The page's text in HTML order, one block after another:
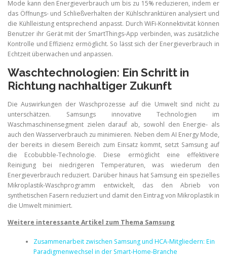
Mode kann den Energieverbrauch um bis zu 15% reduzieren, indem er
das Öffnungs- und Schließverhalten der Kühlschranktüren analysiert und
die Kühlleistung entsprechend anpasst. Durch WiFi-Konnektivität können
Benutzer ihr Gerät mit der SmartThings-App verbinden, was zusätzliche
Kontrolle und Effizienz ermöglicht. So lässt sich der Energieverbrauch in
Echtzeit überwachen und anpassen.
Waschtechnologien: Ein Schritt in
Richtung nachhaltiger Zukunft
Die Auswirkungen der Waschprozesse auf die Umwelt sind nicht zu
unterschätzen. Samsungs innovative Technologien im
Waschmaschinensegment zielen darauf ab, sowohl den Energie- als
auch den Wasserverbrauch zu minimieren. Neben dem AI Energy Mode,
der bereits in diesem Bereich zum Einsatz kommt, setzt Samsung auf
die Ecobubble-Technologie. Diese ermöglicht eine effektivere
Reinigung bei niedrigeren Temperaturen, was wiederum den
Energieverbrauch reduziert. Darüber hinaus hat Samsung ein spezielles
Mikroplastik-Waschprogramm entwickelt, das den Abrieb von
synthetischen Fasern reduziert und damit den Eintrag von Mikroplastik in
die Umwelt minimiert.
Weitere interessante Artikel zum Thema Samsung
Zusammenarbeit zwischen Samsung und HCA-Mitgliedern: Ein
Paradigmenwechsel in der Smart-Home-Branche